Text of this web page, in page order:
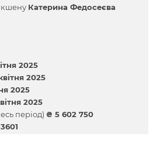
Катерина Федосеєва
2025
2025
2025
2025
період) ₴ 5 602 750